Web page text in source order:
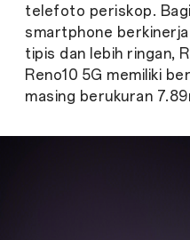
telefoto periskop.
smartphone
tipis dan lebih ringan,
Reno10 5G memiliki
masing berukuran